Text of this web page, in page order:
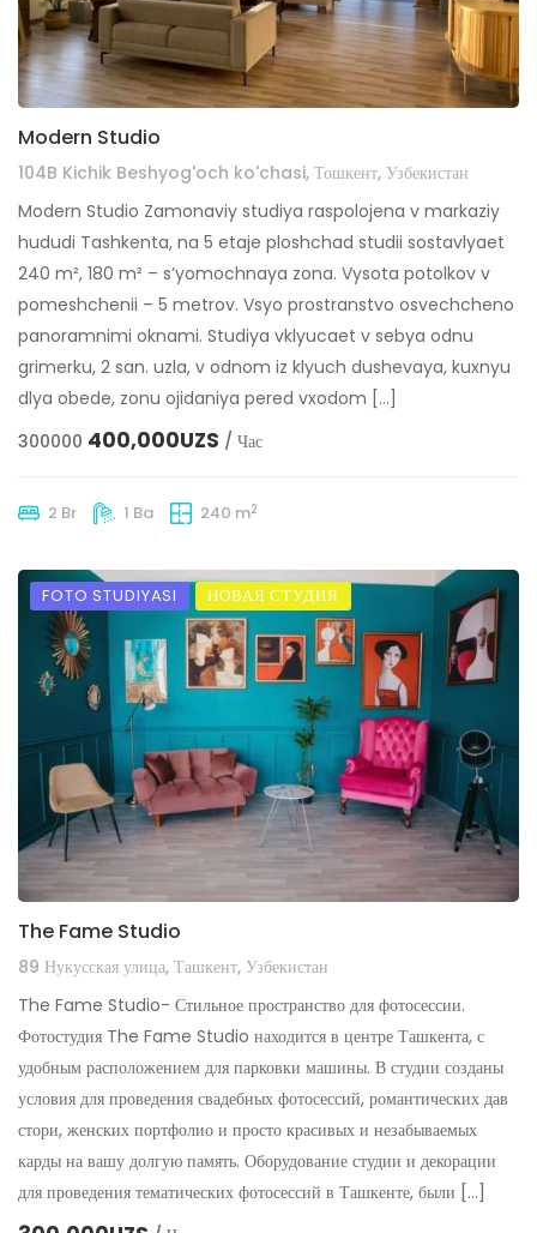
Modern Studio
104B Kichik Beshyog'och ko'chasi, Тошкент, Узбекистан
Modern Studio Zamonaviy studiya raspolojena v markaziy
hududi Tashkenta, na 5 etaje ploshchad studii sostavlyaet
240 m², 180 m² – s’yomochnaya zona. Vysota potolkov v
pomeshchenii – 5 metrov. Vsyo prostranstvo osvechcheno
panoramnimi oknami. Studiya vklyucaet v sebya odnu
grimerku, 2 san. uzla, v odnom iz klyuch dushevaya, kuxnyu
dlya obede, zonu ojidaniya pered vxodom […]
300000 400,000UZS / Час
2 Br 1 Ba 240 m2
FOTO STUDIYASI НОВАЯ СТУДИЯ
The Fame Studio
89 Нукусская улица, Ташкент, Узбекистан
The Fame Studio- Стильное пространство для фотосессии.
Фотостудия The Fame Studio находится в центре Ташкента, с
удобным расположением для парковки машины. В студии созданы
условия для проведения свадебных фотосессий, романтических дав
стори, женских портфолио и просто красивых и незабываемых
карды на вашу долгую память. Оборудование студии и декорации
для проведения тематических фотосессий в Ташкенте, были […]